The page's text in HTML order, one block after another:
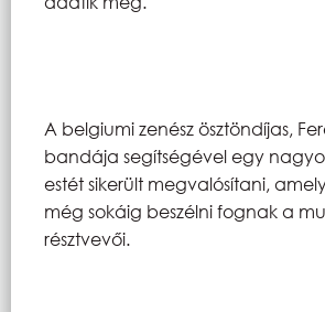
A belgiumi zenész ösztöndíjas,
bandája segítségével egy
estét sikerült megvalósítani,
még sokáig beszélni fognak a
résztvevői.